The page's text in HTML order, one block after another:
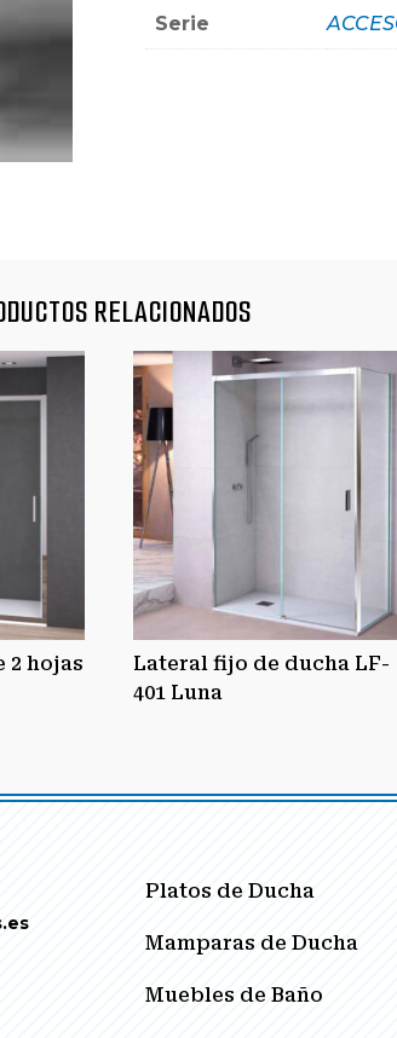
Serie
RELACIONADOS
2 hojas
Lateral fijo de ducha LF-
401 Luna
Platos de Ducha
Mamparas de Ducha
Muebles de Baño